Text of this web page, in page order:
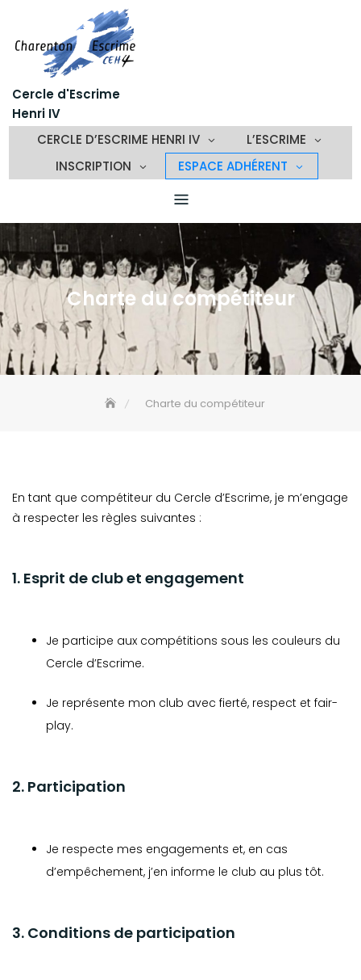
content
Cercle d'Escrime
Henri IV
CERCLE D’ESCRIME HENRI IV
L’ESCRIME
INSCRIPTION
ESPACE ADHÉRENT
Charte du compétiteur
Charte du compétiteur
En tant que compétiteur du Cercle d’Escrime, je m’engage
à respecter les règles suivantes :
1. Esprit de club et engagement
Je participe aux compétitions sous les couleurs du
Cercle d’Escrime.
Je représente mon club avec fierté, respect et fair-
play.
2. Participation
Je respecte mes engagements et, en cas
d’empêchement, j’en informe le club au plus tôt.
3. Conditions de participation